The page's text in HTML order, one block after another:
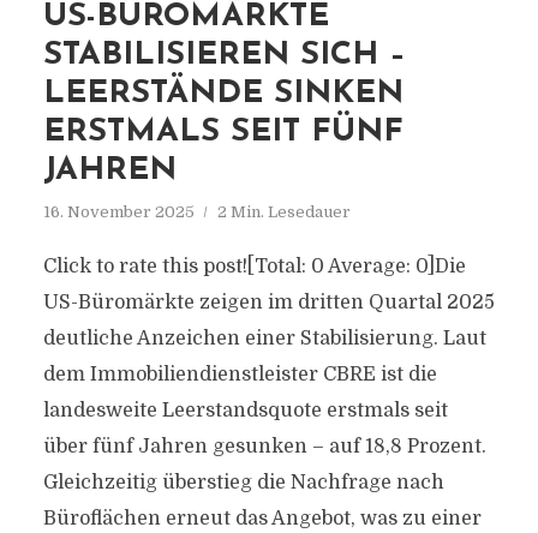
US-BÜROMÄRKTE
STABILISIEREN SICH –
LEERSTÄNDE SINKEN
ERSTMALS SEIT FÜNF
JAHREN
16. November 2025 2 Min. Lesedauer
Click to rate this post![Total: 0 Average: 0]Die
US-Büromärkte zeigen im dritten Quartal 2025
deutliche Anzeichen einer Stabilisierung. Laut
dem Immobiliendienstleister CBRE ist die
landesweite Leerstandsquote erstmals seit
über fünf Jahren gesunken – auf 18,8 Prozent.
Gleichzeitig überstieg die Nachfrage nach
Büroflächen erneut das Angebot, was zu einer